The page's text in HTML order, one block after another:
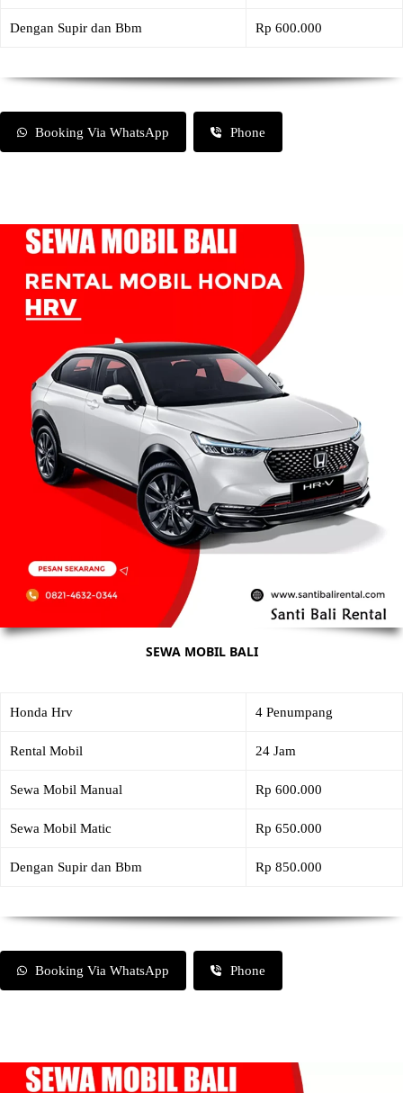
Dengan Supir dan Bbm Rp 600.000
Booking Via WhatsApp Phone
SEWA MOBIL BALI
Honda Hrv 4 Penumpang
Rental Mobil 24 Jam
Sewa Mobil Manual Rp 600.000
Sewa Mobil Matic Rp 650.000
Dengan Supir dan Bbm Rp 850.000
Booking Via WhatsApp Phone